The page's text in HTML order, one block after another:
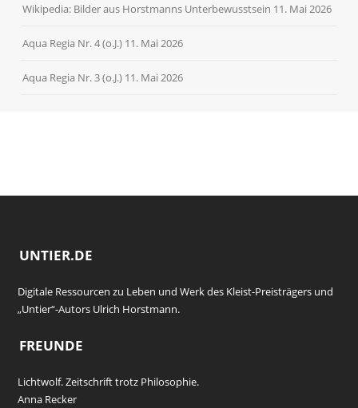
Wikipedia: Bilder aus Horstmanns Unterbewusstsein 11. Mai 2026
Aqua Regia Nr. 4 (o.J.) 11. Mai 2026
Aqua Regia Nr. 3 (o.J.) 11. Mai 2026
UNTIER.DE
Digitale Ressourcen zu Leben und Werk des Kleist-Preisträgers und
„Untier“-Autors Ulrich Horstmann.
FREUNDE
Lichtwolf. Zeitschrift trotz Philosophie.
Anna Recker